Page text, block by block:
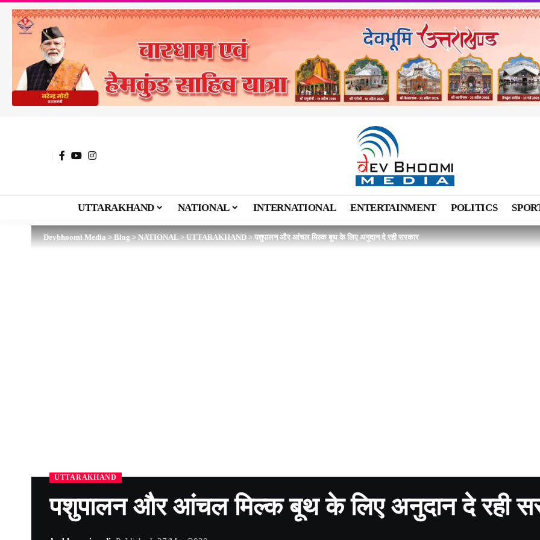
UTTARAKHAND NATIONAL INTERNATIONAL ENTERTAINMENT POLITICS
Devbhoomi Media>Blog>NATIONAL>UTTARAKHAND>पशुपालन और आंचल मिल्क बूथ के लिए अनुदान दे रही सरकार
UTTARAKHAND
पशुपालन और आंचल मिल्क बूथ के लिए अनुदान दे रही